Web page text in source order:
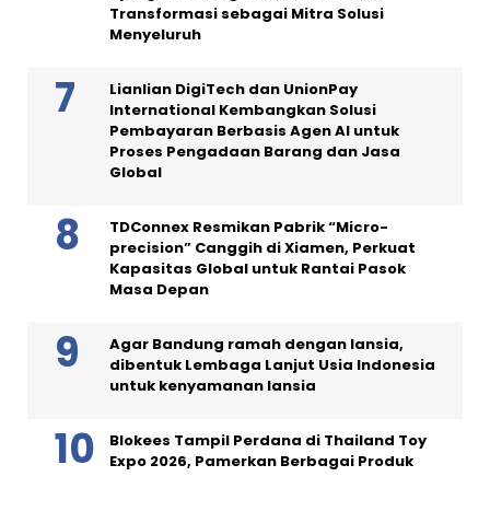
Transformasi sebagai Mitra Solusi
Menyeluruh
Lianlian DigiTech dan UnionPay
International Kembangkan Solusi
Pembayaran Berbasis Agen AI untuk
Proses Pengadaan Barang dan Jasa
Global
TDConnex Resmikan Pabrik “Micro-
precision” Canggih di Xiamen, Perkuat
Kapasitas Global untuk Rantai Pasok
Masa Depan
Agar Bandung ramah dengan lansia,
dibentuk Lembaga Lanjut Usia Indonesia
untuk kenyamanan lansia
Blokees Tampil Perdana di Thailand Toy
Expo 2026, Pamerkan Berbagai Produk